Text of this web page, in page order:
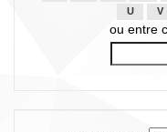
U
V
ou entre